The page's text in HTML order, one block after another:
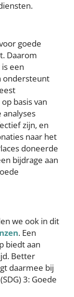
goede
Daarom
een
ondersteunt
basis van
zijn, en
naar het
doneerde
bijdrage aan
we ook in dit
. Een
biedt aan
Better
daarmee bij
3: Goede